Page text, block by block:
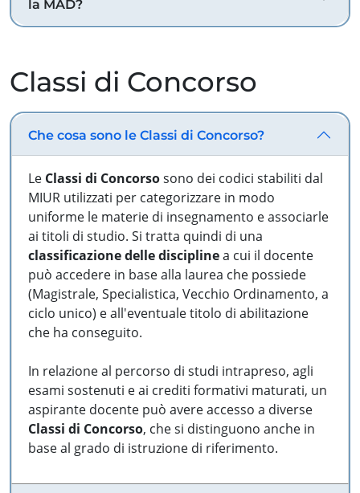
la MAD?
Classi di Concorso
Che cosa sono le Classi di Concorso?
Le Classi di Concorsosono dei codici stabiliti dal
MIUR utilizzati per categorizzare in modo
uniforme le materie di insegnamento e associarle
ai titoli di studio. Si tratta quindi di una
classificazione delle disciplinea cui il docente
può accedere in base alla laurea che possiede
(Magistrale, Specialistica, Vecchio Ordinamento, a
ciclo unico) e all'eventuale titolo di abilitazione
che ha conseguito.
In relazione al percorso di studi intrapreso, agli
esami sostenuti e ai crediti formativi maturati, un
aspirante docente può avere accesso a diverse
Classi di Concorso, che si distinguono anche in
base al grado di istruzione di riferimento.